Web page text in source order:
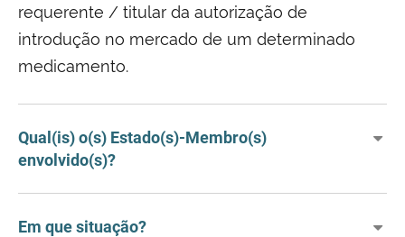
requerente / titular da autorização de
introdução no mercado de um determinado
medicamento.
Qual(is) o(s) Estado(s)-Membro(s)
envolvido(s)?
Em que situação?